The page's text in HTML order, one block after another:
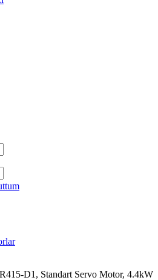
D1, Standart Servo Motor, 4.4kW